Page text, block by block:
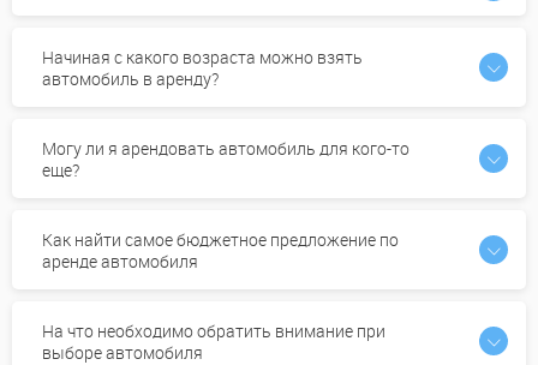
Начиная с какого возраста можно взять
автомобиль в аренду?
Могу ли я арендовать автомобиль для кого-то
еще?
Как найти самое бюджетное предложение по
аренде автомобиля
На что необходимо обратить внимание при
выборе автомобиля